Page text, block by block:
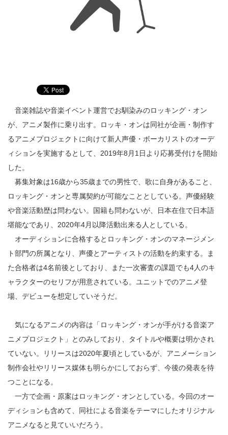
音楽雑誌や音楽イベント運営でお馴染みのロッキング・オン
が、アニメ製作に乗り出す。ロッキ・オンは同社が企画・制作す
るアニメプロジェクトに向けて新人声優・ボーカリストのオーデ
ィションを実施するとして、2019年8月1日より応募受付けを開始
した。
募集対象は16歳から35歳までの男性で、歌に自身があること、
ロッキング・オンと専属契約が可能なこととしている。声優経験
や音楽活動歴は問わない。国籍も問わないが、日本在住で日本語
堪能なであり、2020年4月以降活動出来る人としている。
オーディションに合格するとロッキング・オンのマネージメン
ト部門の所属となり、声優とアーティストの活動を約束する。ま
た合格者は4名前後としており、また一次審査の課題でも4人のキ
ャラクターのセリフが用意されている。ユニットでのアニメ登
場、デビューを想定していそうだ。
気になるアニメの内容は「ロッキング・オンが手がける音楽ア
ニメプロジェクト」とのみしており、タイトルや概要は明かされ
ていない。リリースは2020年夏頃としているが、アニメーション
制作会社やリリース媒体も明らかにしておらず、今後の発表を待
つことになる。
一方で企画・原案はロッキング・オンとしている。今回のオー
ディションも含めて、同社による音楽をテーマにしたオリジナル
アニメなると見ていいだろう。